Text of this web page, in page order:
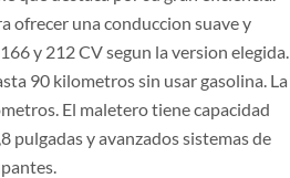
ofrecer una conduccion suave y
y 212 CV segun la version elegida.
90 kilometros sin usar gasolina. La
El maletero tiene capacidad
pulgadas y avanzados sistemas de